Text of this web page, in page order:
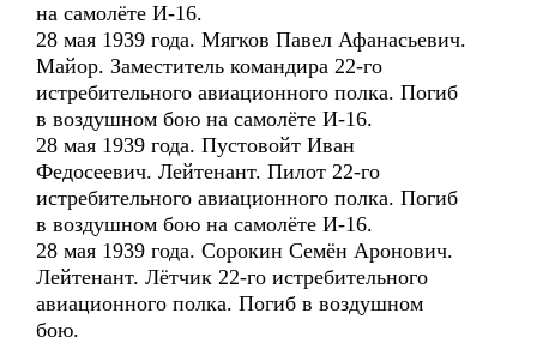
на самолёте И-16.
28 мая 1939 года. Мягков Павел Афанасьевич.
Майор. Заместитель командира 22-го
истребительного авиационного полка. Погиб
в воздушном бою на самолёте И-16.
28 мая 1939 года. Пустовойт Иван
Федосеевич. Лейтенант. Пилот 22-го
истребительного авиационного полка. Погиб
в воздушном бою на самолёте И-16.
28 мая 1939 года. Сорокин Семён Аронович.
Лейтенант. Лётчик 22-го истребительного
авиационного полка. Погиб в воздушном
бою.